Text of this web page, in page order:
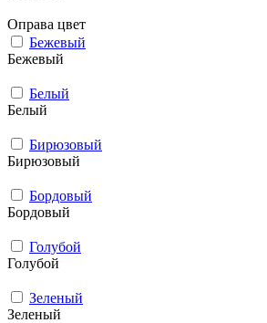
Оправа цвет
Бежевый
Бежевый
Белый
Белый
Бирюзовый
Бирюзовый
Бордовый
Бордовый
Голубой
Голубой
Зеленый
Зеленый